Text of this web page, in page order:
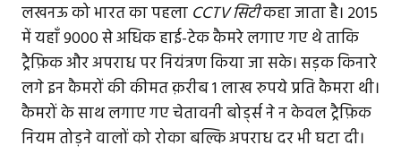
लखनऊ को भारत का पहला CCTV सिटीकहा जाता है। 2015
में यहाँ 9000 से अधिक हाई-टेक कैमरे लगाए गए थे ताकि
ट्रैफ़िक और अपराध पर नियंत्रण किया जा सके। सड़क किनारे
लगे इन कैमरों की कीमत क़रीब 1 लाख रुपये प्रति कैमरा थी।
कैमरों के साथ लगाए गए चेतावनी बोर्ड्स ने न केवल ट्रैफ़िक
नियम तोड़ने वालों को रोका बल्कि अपराध दर भी घटा दी।